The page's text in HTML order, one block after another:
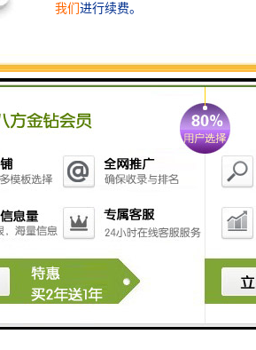
能化水平。
和管理，用户可以通过图形化界面进
联网随时随地查看实时视频和回放影
8. **安全性**：系统通常具备数据加密
9. **兼容性**：能够与多种设备和系
成，支持多种视频格式与传输协议，
性。
10. **多种输出方式**：支持通过多种